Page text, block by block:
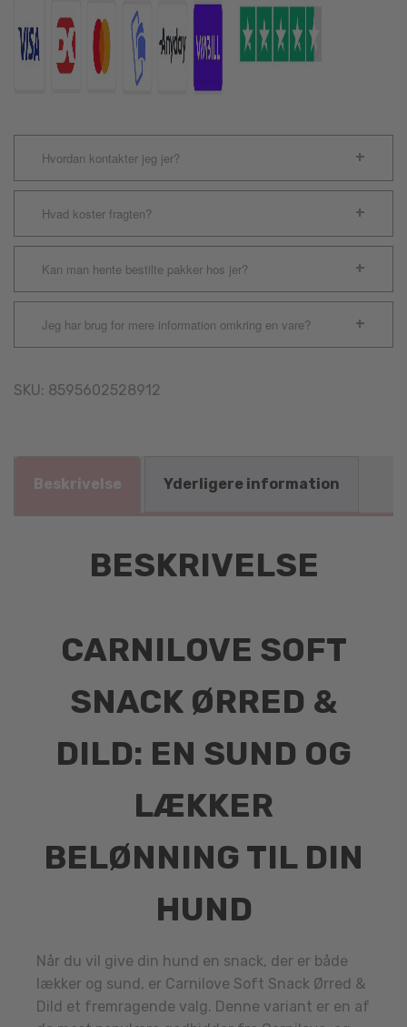
antal
Hvordan kontakter jeg jer?
Hvad koster fragten?
Kan man hente bestilte pakker hos jer?
Jeg har brug for mere information omkring en vare?
SKU: 8595602528912
Beskrivelse Yderligere information
BESKRIVELSE
CARNILOVE SOFT
SNACK ØRRED &
DILD: EN SUND OG
LÆKKER
BELØNNING TIL DIN
HUND
Når du vil give din hund en snack, der er både
lækker og sund, er Carnilove Soft Snack Ørred &
Dild et fremragende valg. Denne variant er en af